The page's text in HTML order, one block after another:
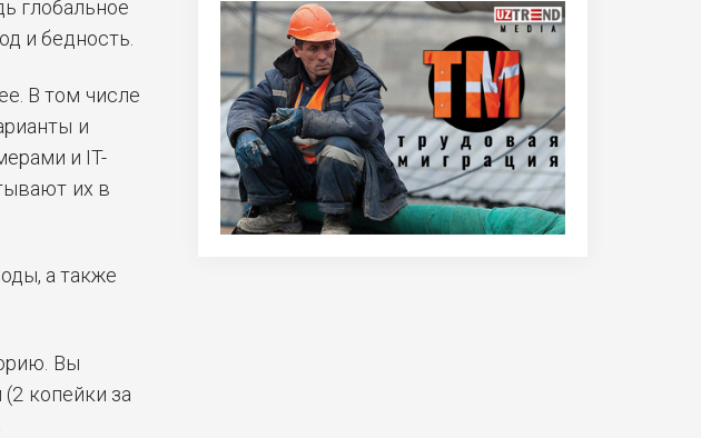
глобальное
и бедность.
В том числе
и
и IT-
их в
а также
Вы
копейки за